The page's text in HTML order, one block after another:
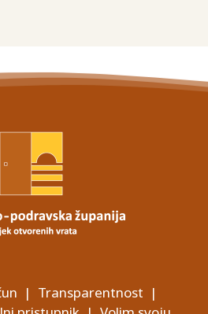
| Transparentnost |